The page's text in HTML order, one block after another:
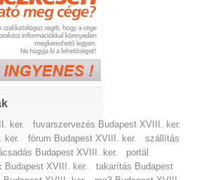
ker.
fuvarszervezés Budapest XVIII. ker.
ker.
fórum Budapest XVIII. ker.
szállítás
Budapest XVIII. ker.
portál
Budapest XVIII. ker.
takarítás Budapest